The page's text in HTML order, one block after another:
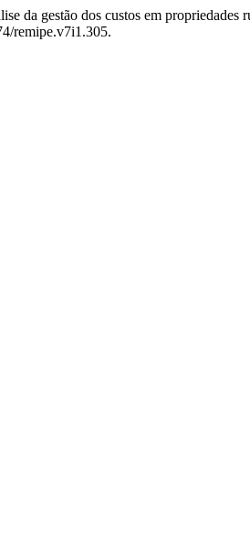
da gestão dos custos em propriedades
remipe.v7i1.305.